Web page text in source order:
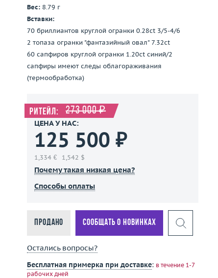
Вес: 8.79 г
Вставки:
70 бриллиантов круглой огранки 0.28ct 3/5-4/6
2 топаза огранки "фантазийный овал" 7.32ct
60 сапфиров круглой огранки 1.20ct синий/2
сапфиры имеют следы облагораживания
(термообработка)
Ритейл: 273 000 ₽
ЦЕНА У НАС:
125 500 ₽
1,334 € 1,542 $
Почему такая низкая цена?
Способы оплаты
Продано Сообщать о новинках
Остались вопросы?
Бесплатная примерка при доставке: в течение 1-7
рабочих дней